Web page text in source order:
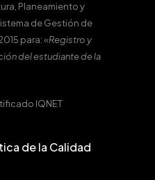
Planeamiento y
de Gestión de
para:«Registro y
del estudiante de la
IQNET
de la Calidad